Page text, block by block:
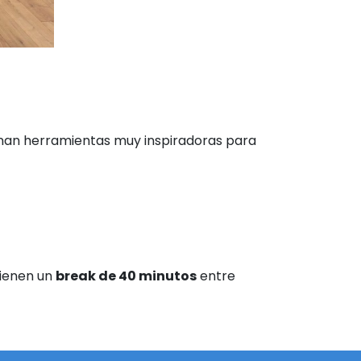
herramientas muy inspiradoras para
un break de 40 minutosentre